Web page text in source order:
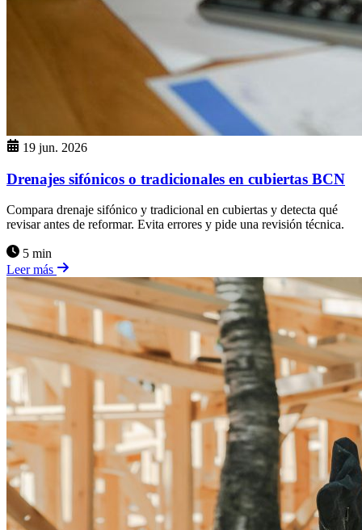
19 jun. 2026
Drenajes sifónicos o tradicionales en cubiertas BCN
Compara drenaje sifónico y tradicional en cubiertas y detecta qué
revisar antes de reformar. Evita errores y pide una revisión técnica.
5 min
Leer más